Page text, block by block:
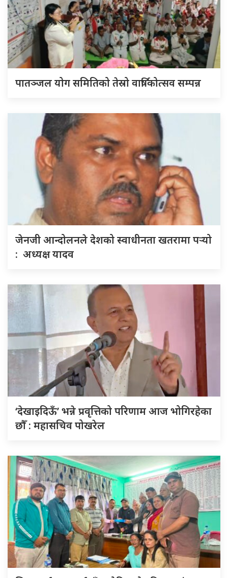
पातञ्जल योग समितिको तेस्रो वार्षिकोत्सव सम्पन्न
जेनजी आन्दोलनले देशको स्वाधीनता खतरामा पर्‍यो
: अध्यक्ष यादव
‘देखाइदिऊँ’ भन्ने प्रवृत्तिको परिणाम आज भोगिरहेका
छौँ : महासचिव पोखरेल